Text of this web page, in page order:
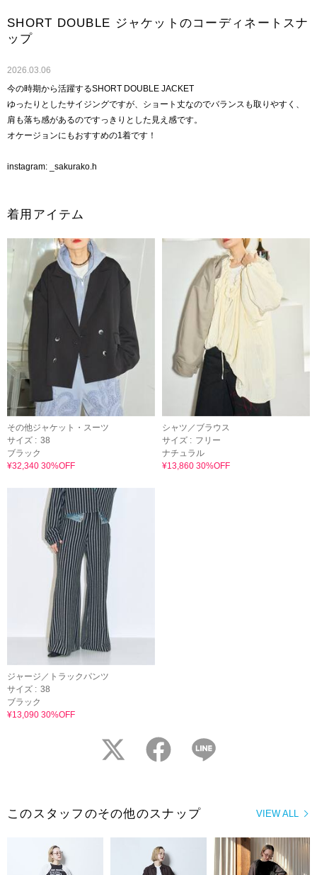
SHORT DOUBLE ジャケットのコーディネートスナ
ップ
2026.03.06
今の時期から活躍するSHORT DOUBLE JACKET
ゆったりとしたサイジングですが、ショート丈なのでバランスも取りやすく、
肩も落ち感があるのですっきりとした見え感です。
オケージョンにもおすすめの1着です！
instagram: _sakurako.h
着用アイテム
その他ジャケット・スーツ
サイズ : 38
ブラック
¥32,340 30%OFF
シャツ／ブラウス
サイズ : フリー
ナチュラル
¥13,860 30%OFF
ジャージ／トラックパンツ
サイズ : 38
ブラック
¥13,090 30%OFF
twitter facebook
VIEW ALL
このスタッフのその他のスナップ